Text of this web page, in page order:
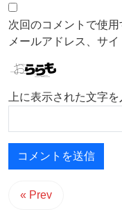
次回のコメントで使用
メールアドレス、サイ
上に表示された文字を
« Prev